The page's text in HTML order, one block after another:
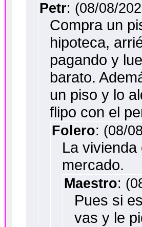
Petr: (08/08/
Compra un
hipoteca,
pagando y
barato.
un piso y lo
flipo con el
Folero: (08/
La
mercado.
Maestro:
Pues si
vas y le